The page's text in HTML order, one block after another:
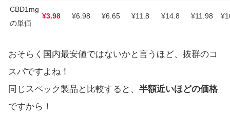
CBD1mg
の単価
¥3.98 ¥6.98 ¥6.65 ¥11.8 ¥14.8 ¥11.98
おそらく国内最安値ではないかと言うほど、抜群のコ
スパですよね！
同じスペック製品と比較すると、 半額近いほどの価格
ですから！